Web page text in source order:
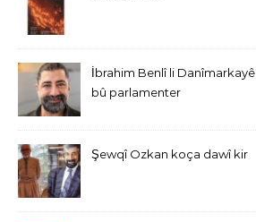
İbrahim Benlî li Danîmarkayê
bû parlamenter
Şewqî Ozkan koça dawî kir